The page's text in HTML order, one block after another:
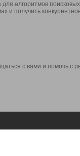
алгоритмов
и получить
с вами и помочь с